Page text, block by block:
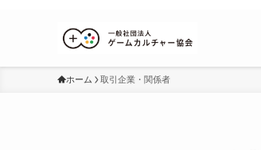
ホーム 取引企業・関係者